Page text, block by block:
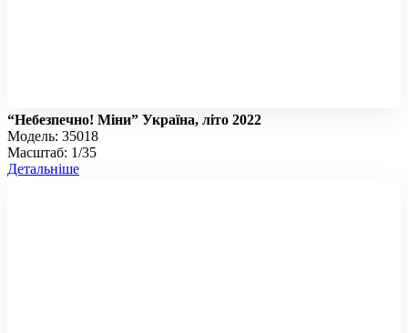
“Небезпечно! Міни” Україна, літо 2022
Модель: 35018
Масштаб: 1/35
Детальніше